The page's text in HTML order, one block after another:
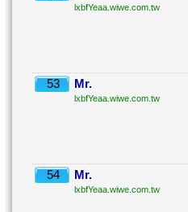
lxbfYeaa.wiwe.com.tw
53 Mr.
lxbfYeaa.wiwe.com.tw
54 Mr.
lxbfYeaa.wiwe.com.tw